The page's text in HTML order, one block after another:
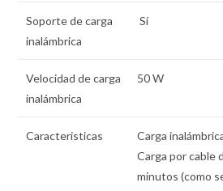
Soporte de carga
inalámbrica
Sí
Velocidad de carga
inalámbrica
50 W
Caracteristicas
Carga
Carga por cable
minutos (como